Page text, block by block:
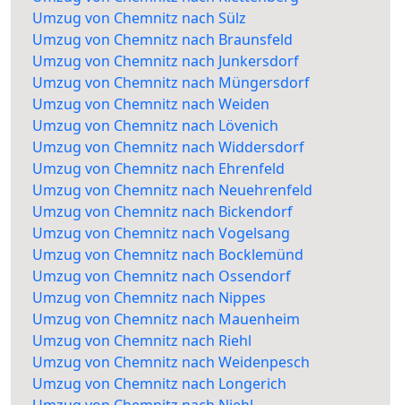
Umzug von Chemnitz nach Sülz
Umzug von Chemnitz nach Braunsfeld
Umzug von Chemnitz nach Junkersdorf
Umzug von Chemnitz nach Müngersdorf
Umzug von Chemnitz nach Weiden
Umzug von Chemnitz nach Lövenich
Umzug von Chemnitz nach Widdersdorf
Umzug von Chemnitz nach Ehrenfeld
Umzug von Chemnitz nach Neuehrenfeld
Umzug von Chemnitz nach Bickendorf
Umzug von Chemnitz nach Vogelsang
Umzug von Chemnitz nach Bocklemünd
Umzug von Chemnitz nach Ossendorf
Umzug von Chemnitz nach Nippes
Umzug von Chemnitz nach Mauenheim
Umzug von Chemnitz nach Riehl
Umzug von Chemnitz nach Weidenpesch
Umzug von Chemnitz nach Longerich